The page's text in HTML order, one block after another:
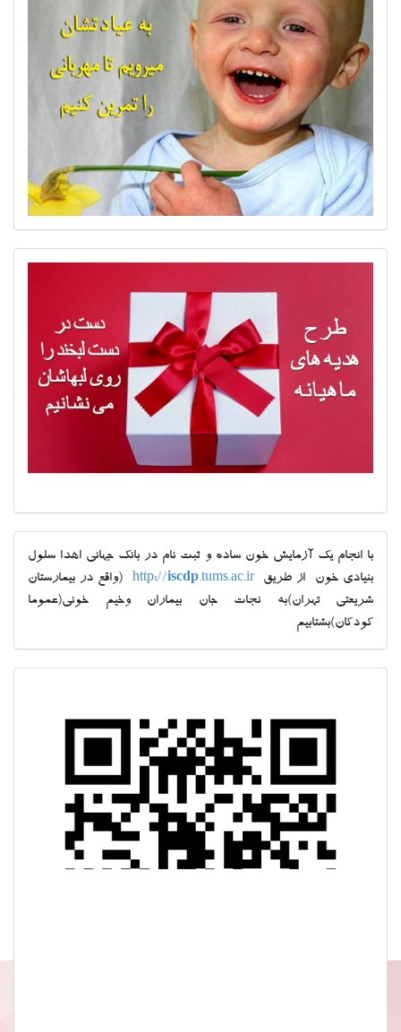
با انجام یک آزمایش خون ساده و ثبت نام در بانک جهانی اهدا سلول
بنیادی خون از طریق
http://iscdp.tums.ac.ir
(واقع در بیمارستان
شریعتی تهران)به نجات جان بیماران وخیم خونی(عموما
کودکان)بشتابیم